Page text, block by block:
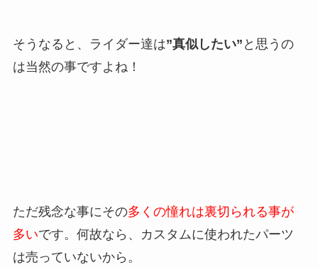
そうなると、ライダー達は”真似したい” と思うの
は当然の事ですよね！
ただ残念な事にその多くの憧れは裏切られる事が
多いです。何故なら、カスタムに使われたパーツ
は売っていないから。